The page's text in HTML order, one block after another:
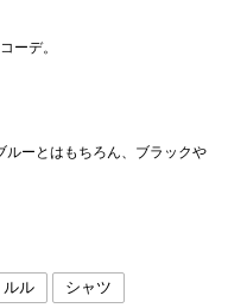
ーデ。
ルーとはもちろん、ブラックや
ルル シャツ